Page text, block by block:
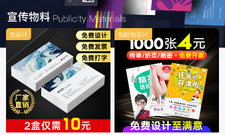
包设计 包邮包设计